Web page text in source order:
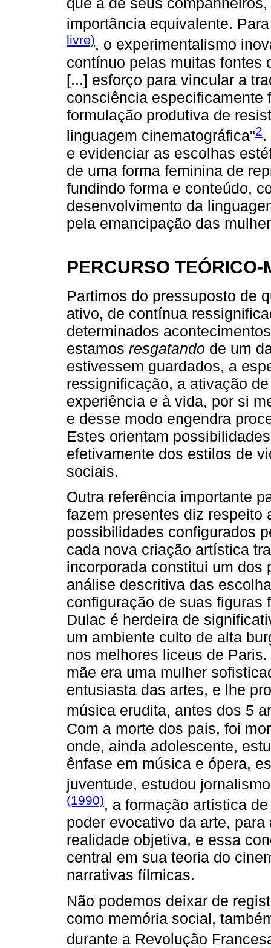
importância equivalente.
livre), o experimentalismo
contínuo pelas muitas fontes
[...] esforço para vincular a
consciência especificamente
formulação produtiva de
linguagem cinematográfica"2.
e evidenciar as escolhas
de uma forma feminina de
fundindo forma e conteúdo,
desenvolvimento da
pela emancipação das
PERCURSO TEÓRICO-
Partimos do pressuposto de
ativo, de contínua
determinados
estamos resgatando de um
estivessem guardados, a
ressignificação, a ativação
experiência e à vida, por si
e desse modo engendra
Estes orientam
efetivamente dos estilos de
sociais.
Outra referência importante
fazem presentes diz respeito
possibilidades configurados
cada nova criação artística
incorporada constitui um dos
análise descritiva das
configuração de suas figuras
Dulac é herdeira de
um ambiente culto de alta
nos melhores liceus de
mãe era uma mulher
entusiasta das artes, e lhe
música erudita, antes dos 5
Com a morte dos pais, foi
onde, ainda adolescente,
ênfase em música e ópera,
juventude, estudou
(1990), a formação artística
poder evocativo da arte,
realidade objetiva, e essa
central em sua teoria do
narrativas fílmicas.
Não podemos deixar de
como memória social,
durante a Revolução